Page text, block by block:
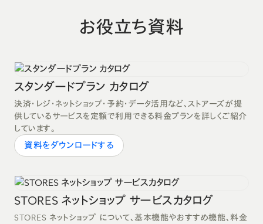
お役立ち資料
スタンダードプラン カタログ
決済・レジ・ネットショップ・予約・データ活用など、ストアーズが提
供しているサービスを定額で利用できる料金プランを詳しくご紹介
しています。
資料をダウンロードする
STORES ネットショップ サービスカタログ
STORES ネットショップ について、基本機能やおすすめ機能、料金